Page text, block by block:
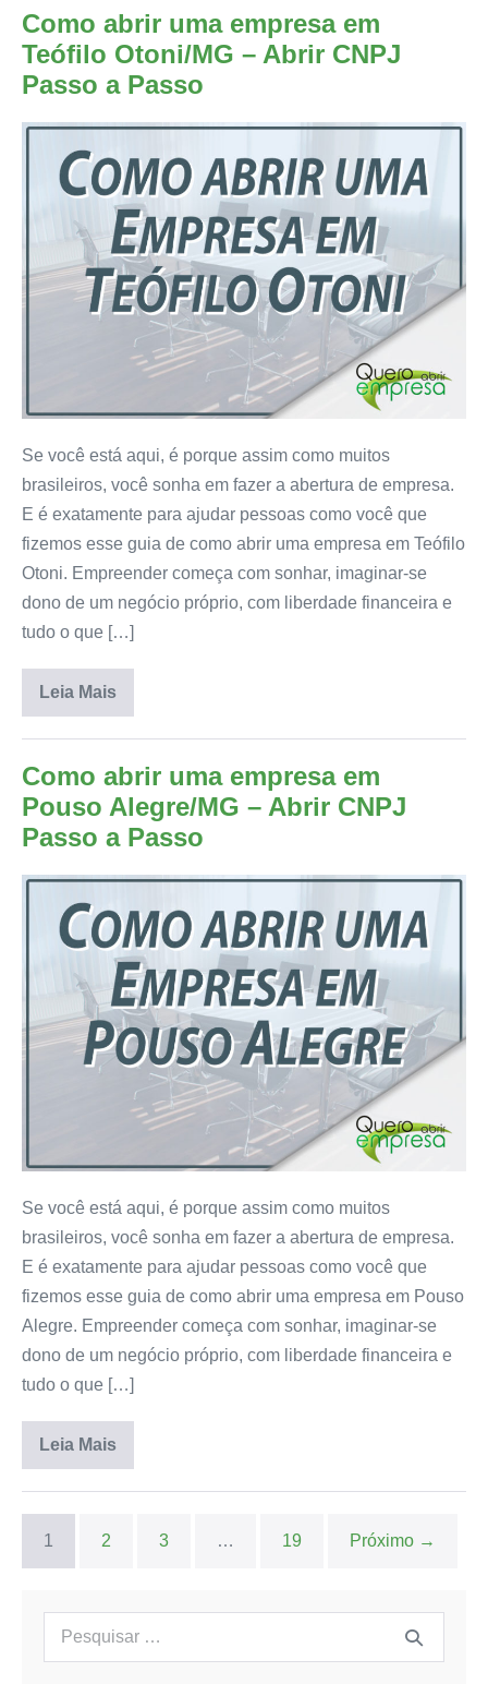
Como abrir uma empresa em
Teófilo Otoni/MG – Abrir CNPJ
Passo a Passo
Se você está aqui, é porque assim como muitos
brasileiros, você sonha em fazer a abertura de empresa.
E é exatamente para ajudar pessoas como você que
fizemos esse guia de como abrir uma empresa em Teófilo
Otoni. Empreender começa com sonhar, imaginar-se
dono de um negócio próprio, com liberdade financeira e
tudo o que […]
Leia Mais
Como abrir uma empresa em
Pouso Alegre/MG – Abrir CNPJ
Passo a Passo
Se você está aqui, é porque assim como muitos
brasileiros, você sonha em fazer a abertura de empresa.
E é exatamente para ajudar pessoas como você que
fizemos esse guia de como abrir uma empresa em Pouso
Alegre. Empreender começa com sonhar, imaginar-se
dono de um negócio próprio, com liberdade financeira e
tudo o que […]
Leia Mais
1 2 3 … 19 Próximo →